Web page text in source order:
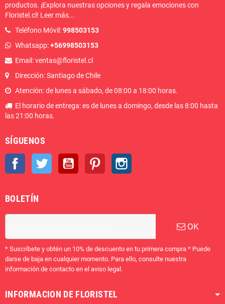
productos. ¡Explora nuestras opciones y regala emociones con
Floristel.cl! Leer más...
Teléfono Móvil:998503153
Whatsapp:+56998503153
Email: ventas@floristel.cl
Dirección: Santiago de Chile
Atención: de lunes a sábado, de 08:00 a 18:00 horas.
El horario de entrega: es de lunes a domingo, desde las 8:00 hasta
las 21:00 horas.
SÍGUENOS
Facebook Twitter YouTube Pinterest
BOLETÍN
OK
* Suscríbete y obtén un 10% de descuento en tu primera compra * Puede
darse de baja en cualquier momento. Para ello, consulte nuestra
información de contacto en el aviso legal.
INFORMACION DE FLORISTEL